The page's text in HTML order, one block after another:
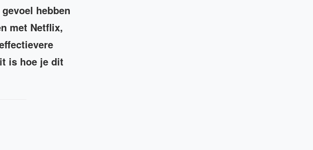
hebben
met Netflix,
is hoe je dit